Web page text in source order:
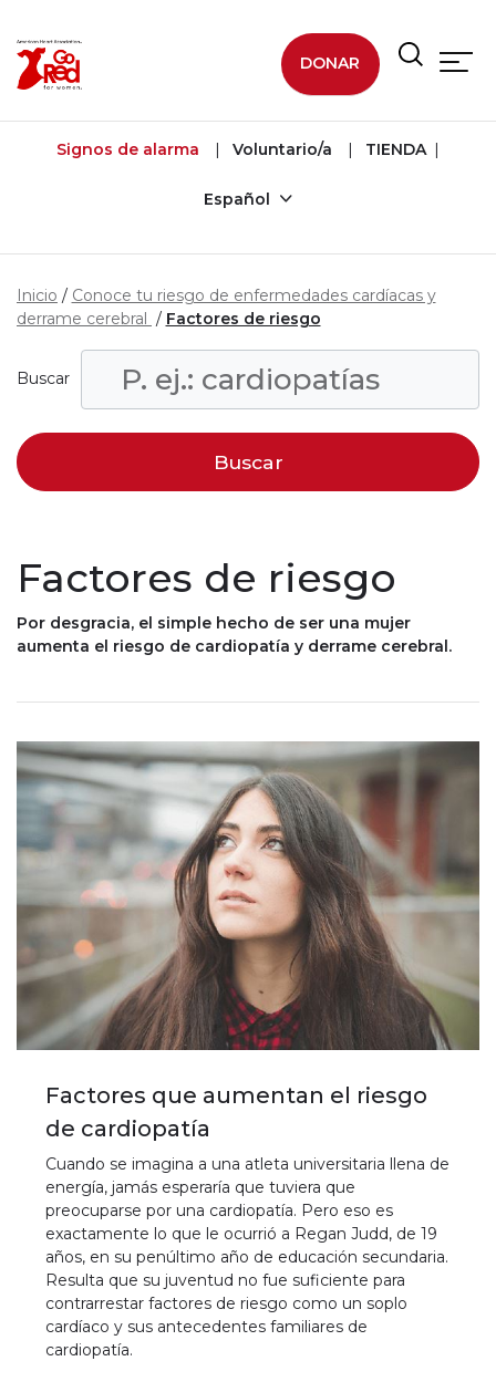
DONAR
Signos de alarma Voluntario/a TIENDA
Español
Inicio
Conoce tu riesgo de enfermedades cardíacas y
derrame cerebral
Factores de riesgo
Buscar
Factores de riesgo
Por desgracia, el simple hecho de ser una mujer
aumenta el riesgo de cardiopatía y derrame cerebral.
Factores que aumentan el riesgo
de cardiopatía
Cuando se imagina a una atleta universitaria llena de
energía, jamás esperaría que tuviera que
preocuparse por una cardiopatía. Pero eso es
exactamente lo que le ocurrió a Regan Judd, de 19
años, en su penúltimo año de educación secundaria.
Resulta que su juventud no fue suficiente para
contrarrestar factores de riesgo como un soplo
cardíaco y sus antecedentes familiares de
cardiopatía.